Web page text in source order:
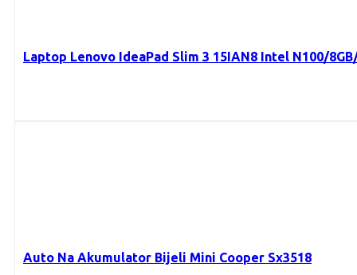
Laptop Lenovo IdeaPad Slim 3 15IAN8 Intel N100/
Auto Na Akumulator Bijeli Mini Cooper Sx3518